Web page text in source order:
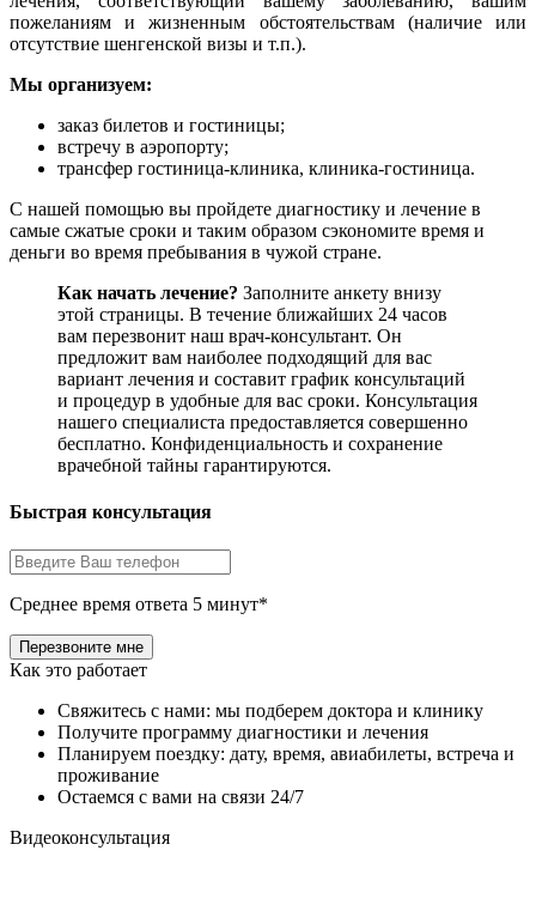
пожеланиям и жизненным обстоятельствам (наличие или
отсутствие шенгенской визы и т.п.).
Мы организуем:
заказ билетов и гостиницы;
встречу в аэропорту;
трансфер гостиница-клиника, клиника-гостиница.
С нашей помощью вы пройдете диагностику и лечение в
самые сжатые сроки и таким образом сэкономите время и
деньги во время пребывания в чужой стране.
Как начать лечение? Заполните анкету внизу
этой страницы. В течение ближайших 24 часов
вам перезвонит наш врач-консультант. Он
предложит вам наиболее подходящий для вас
вариант лечения и составит график консультаций
и процедур в удобные для вас сроки. Консультация
нашего специалиста предоставляется совершенно
бесплатно. Конфиденциальность и сохранение
врачебной тайны гарантируются.
Быстрая консультация
Среднее время ответа 5 минут*
Как это работает
Свяжитесь с нами: мы подберем доктора и клинику
Получите программу диагностики и лечения
Планируем поездку: дату, время, авиабилеты, встреча и
проживание
Остаемся с вами на связи 24/7
Видеоконсультация